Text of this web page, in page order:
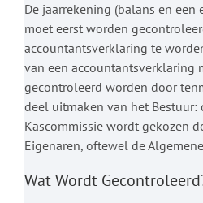
De jaarrekening (balans en
moet eerst worden
accountantsverklaring te
van een accountantsverklaring
gecontroleerd worden door
deel uitmaken van het Bestuur:
Kascommissie wordt gekozen
Eigenaren, oftewel de
Wat Wordt